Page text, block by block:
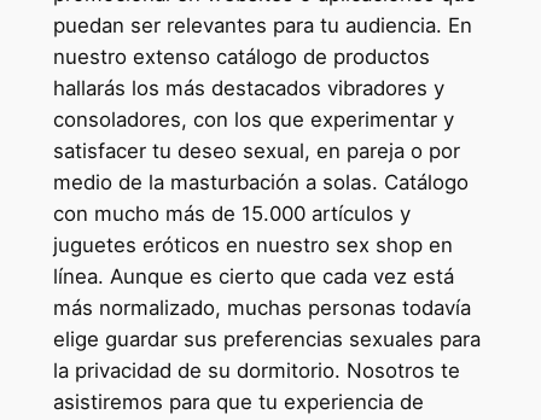
puedan ser relevantes para tu audiencia. En
nuestro extenso catálogo de productos
hallarás los más destacados vibradores y
consoladores, con los que experimentar y
satisfacer tu deseo sexual, en pareja o por
medio de la masturbación a solas. Catálogo
con mucho más de 15.000 artículos y
juguetes eróticos en nuestro sex shop en
línea. Aunque es cierto que cada vez está
más normalizado, muchas personas todavía
elige guardar sus preferencias sexuales para
la privacidad de su dormitorio. Nosotros te
asistiremos para que tu experiencia de